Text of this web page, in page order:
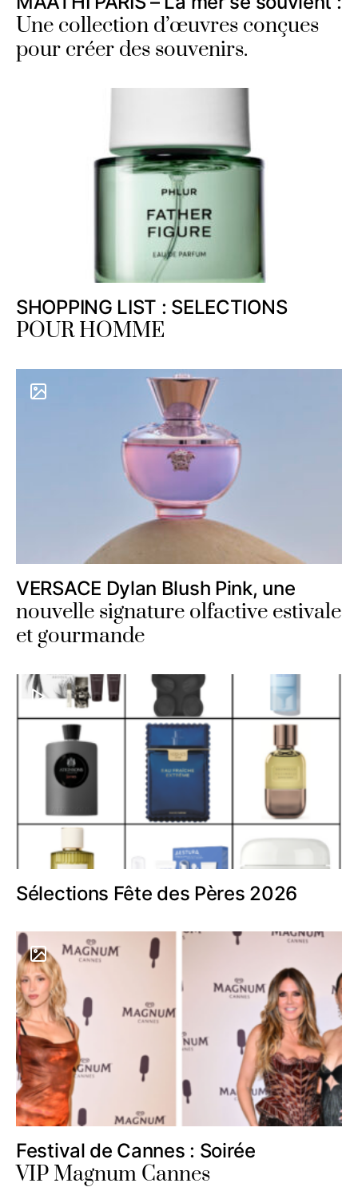
Une collection d’œuvres conçues
pour créer des souvenirs.
SHOPPING LIST : SELECTIONS
POUR HOMME
VERSACE Dylan Blush Pink, une
nouvelle signature olfactive estivale
et gourmande
Sélections Fête des Pères 2026
Festival de Cannes : Soirée
VIP Magnum Cannes